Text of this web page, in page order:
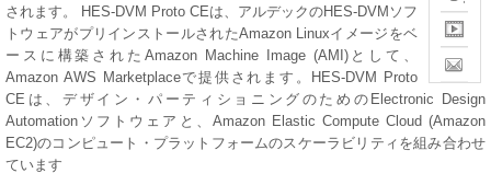
Contact
Sales
されます。 HES-DVM Proto CEは、アルデックのHES-DVMソフ
トウェアがプリインストールされたAmazon Linuxイメージをベ
ースに構築されたAmazon Machine Image (AMI)として、
Amazon AWS Marketplaceで提供されます。HES-DVM Proto
CEは、デザイン・パーティショニングのためのElectronic Design
Automationソフトウェアと、Amazon Elastic Compute Cloud (Amazon
EC2)のコンピュート・プラットフォームのスケーラビリティを組み合わせ
ています